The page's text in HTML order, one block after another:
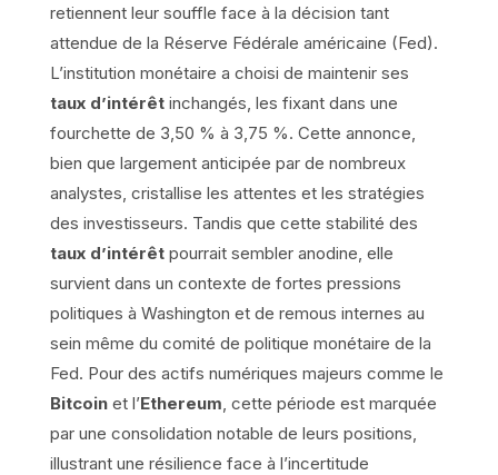
retiennent leur souffle face à la décision tant
attendue de la Réserve Fédérale américaine (Fed).
L’institution monétaire a choisi de maintenir ses
taux d’intérêtinchangés, les fixant dans une
fourchette de 3,50 % à 3,75 %. Cette annonce,
bien que largement anticipée par de nombreux
analystes, cristallise les attentes et les stratégies
des investisseurs. Tandis que cette stabilité des
taux d’intérêtpourrait sembler anodine, elle
survient dans un contexte de fortes pressions
politiques à Washington et de remous internes au
sein même du comité de politique monétaire de la
Fed. Pour des actifs numériques majeurs comme le
Bitcoinet l’Ethereum , cette période est marquée
par une consolidation notable de leurs positions,
illustrant une résilience face à l’incertitude